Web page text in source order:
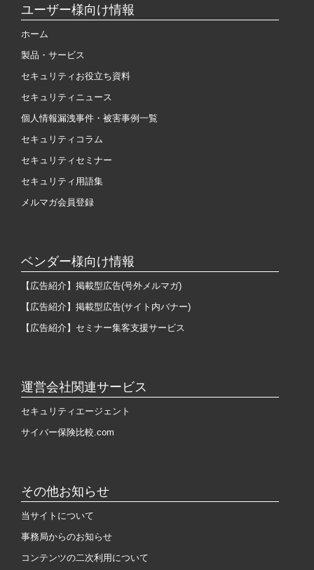
ユーザー様向け情報
ホーム
製品・サービス
セキュリティお役立ち資料
セキュリティニュース
個人情報漏洩事件・被害事例一覧
セキュリティコラム
セキュリティセミナー
セキュリティ用語集
メルマガ会員登録
ベンダー様向け情報
【広告紹介】掲載型広告(号外メルマガ)
【広告紹介】掲載型広告(サイト内バナー)
【広告紹介】セミナー集客支援サービス
運営会社関連サービス
セキュリティエージェント
サイバー保険比較.com
その他お知らせ
当サイトについて
事務局からのお知らせ
コンテンツの二次利用について